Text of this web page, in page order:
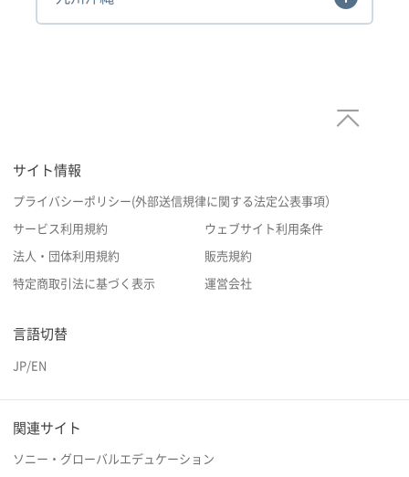
サイト情報
プライバシーポリシー(外部送信規律に関する法定公表事項）
サービス利用規約 ウェブサイト利用条件
法人・団体利用規約 販売規約
特定商取引法に基づく表示 運営会社
言語切替
JP/EN
関連サイト
ソニー・グローバルエデュケーション